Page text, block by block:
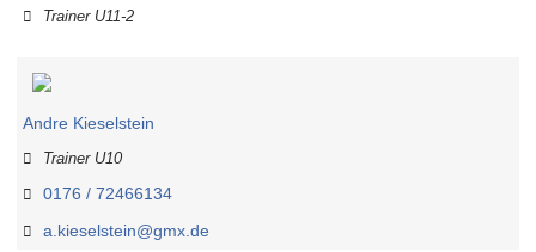
Trainer U11-2
Andre Kieselstein
Trainer U10
0176 / 72466134
a.kieselstein@gmx.de